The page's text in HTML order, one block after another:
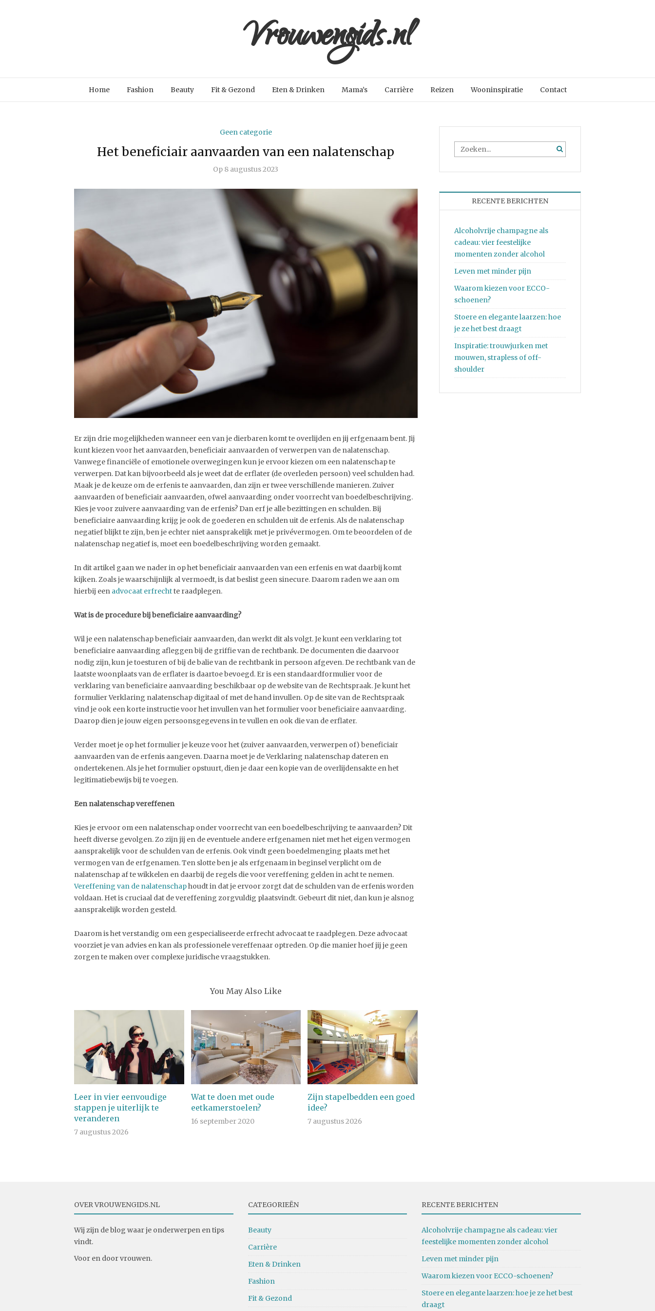
Vrouwengids.nl
Home Fashion Beauty Fit & Gezond Eten & Drinken Mama’s Carrière Reizen Wooninspiratie Contact
Geen categorie
Het beneficiair aanvaarden van een nalatenschap
Op 8 augustus 2023
Er zijn drie mogelijkheden wanneer een van je dierbaren komt te overlijden en jij erfgenaam bent. Jij
kunt kiezen voor het aanvaarden, beneficiair aanvaarden of verwerpen van de nalatenschap.
Vanwege financiële of emotionele overwegingen kun je ervoor kiezen om een nalatenschap te
verwerpen. Dat kan bijvoorbeeld als je weet dat de erflater (de overleden persoon) veel schulden had.
Maak je de keuze om de erfenis te aanvaarden, dan zijn er twee verschillende manieren. Zuiver
aanvaarden of beneficiair aanvaarden, ofwel aanvaarding onder voorrecht van boedelbeschrijving.
Kies je voor zuivere aanvaarding van de erfenis? Dan erf je alle bezittingen en schulden. Bij
beneficiaire aanvaarding krijg je ook de goederen en schulden uit de erfenis. Als de nalatenschap
negatief blijkt te zijn, ben je echter niet aansprakelijk met je privévermogen. Om te beoordelen of de
nalatenschap negatief is, moet een boedelbeschrijving worden gemaakt.
In dit artikel gaan we nader in op het beneficiair aanvaarden van een erfenis en wat daarbij komt
kijken. Zoals je waarschijnlijk al vermoedt, is dat beslist geen sinecure. Daarom raden we aan om
hierbij een advocaat erfrechtte raadplegen.
Wat is de procedure bij beneficiaire aanvaarding?
Wil je een nalatenschap beneficiair aanvaarden, dan werkt dit als volgt. Je kunt een verklaring tot
beneficiaire aanvaarding afleggen bij de griffie van de rechtbank. De documenten die daarvoor
nodig zijn, kun je toesturen of bij de balie van de rechtbank in persoon afgeven. De rechtbank van de
laatste woonplaats van de erflater is daartoe bevoegd. Er is een standaardformulier voor de
verklaring van beneficiaire aanvaarding beschikbaar op de website van de Rechtspraak. Je kunt het
formulier Verklaring nalatenschap digitaal of met de hand invullen. Op de site van de Rechtspraak
vind je ook een korte instructie voor het invullen van het formulier voor beneficiaire aanvaarding.
Daarop dien je jouw eigen persoonsgegevens in te vullen en ook die van de erflater.
Verder moet je op het formulier je keuze voor het (zuiver aanvaarden, verwerpen of) beneficiair
aanvaarden van de erfenis aangeven. Daarna moet je de Verklaring nalatenschap dateren en
ondertekenen. Als je het formulier opstuurt, dien je daar een kopie van de overlijdensakte en het
legitimatiebewijs bij te voegen.
Een nalatenschap vereffenen
Kies je ervoor om een nalatenschap onder voorrecht van een boedelbeschrijving te aanvaarden? Dit
heeft diverse gevolgen. Zo zijn jij en de eventuele andere erfgenamen niet met het eigen vermogen
aansprakelijk voor de schulden van de erfenis. Ook vindt geen boedelmenging plaats met het
vermogen van de erfgenamen. Ten slotte ben je als erfgenaam in beginsel verplicht om de
nalatenschap af te wikkelen en daarbij de regels die voor vereffening gelden in acht te nemen.
Vereffening van de nalatenschaphoudt in dat je ervoor zorgt dat de schulden van de erfenis worden
voldaan. Het is cruciaal dat de vereffening zorgvuldig plaatsvindt. Gebeurt dit niet, dan kun je alsnog
aansprakelijk worden gesteld.
Daarom is het verstandig om een gespecialiseerde erfrecht advocaat te raadplegen. Deze advocaat
voorziet je van advies en kan als professionele vereffenaar optreden. Op die manier hoef jij je geen
zorgen te maken over complexe juridische vraagstukken.
You May Also Like
Leer in vier eenvoudige
stappen je uiterlijk te
veranderen
7 augustus 2026
Wat te doen met oude
eetkamerstoelen?
16 september 2020
Zijn stapelbedden een goed
idee?
7 augustus 2026
RECENTE BERICHTEN
Alcoholvrije champagne als
cadeau: vier feestelijke
momenten zonder alcohol
Leven met minder pijn
Waarom kiezen voor ECCO-
schoenen?
Stoere en elegante laarzen: hoe
je ze het best draagt
Inspiratie: trouwjurken met
mouwen, strapless of off-
shoulder
OVER VROUWENGIDS.NL
Wij zijn de blog waar je onderwerpen en tips
vindt.
Voor en door vrouwen.
CATEGORIEËN
Beauty
Carrière
Eten & Drinken
Fashion
Fit & Gezond
RECENTE BERICHTEN
Alcoholvrije champagne als cadeau: vier
feestelijke momenten zonder alcohol
Leven met minder pijn
Waarom kiezen voor ECCO-schoenen?
Stoere en elegante laarzen: hoe je ze het best
draagt